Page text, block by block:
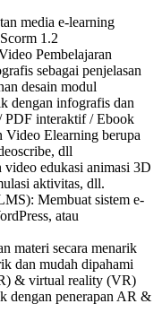
media e-learning
1.2
Pembelajaran
sebagai penjelasan
desain modul
dengan infografis dan
PDF interaktif / Ebook
Video Elearning berupa
dll
video edukasi animasi 3D
aktivitas, dll.
Membuat sistem e-
atau
materi secara menarik
dan mudah dipahami
& virtual reality (VR)
dengan penerapan AR &